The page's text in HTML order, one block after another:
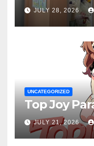
JULY 28, 2026
UNCATEGORIZED
Top Joy
JULY 21, 2026